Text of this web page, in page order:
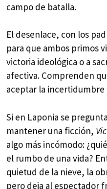
campo de batalla.
El desenlace, con los
para que ambos primos
victoria ideológica o a
afectiva. Comprenden
aceptar la
Si en Laponia se
mantener una ficción,
algo más incómodo:
el rumbo de una vida?
quietud de la nieve, la
pero deja al espectador